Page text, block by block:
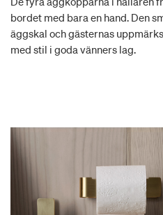
bordet med bara en hand. Den
äggskal och gästernas
med stil i goda vänners lag.